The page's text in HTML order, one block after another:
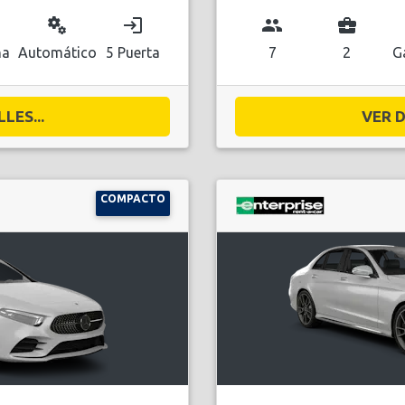
miscellaneous_services
Automático
login
5 Puerta
group
7
business_center
2
VER
COMPACTO